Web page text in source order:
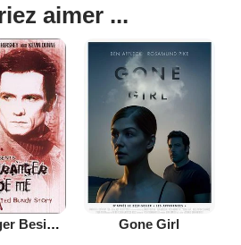
aimer ...
The Stranger Beside Me Gone Girl